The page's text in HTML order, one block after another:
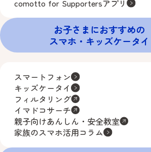
comotto for Supportersアプリ
お子さまにおすすめの
スマホ・キッズケータイ
スマートフォン
キッズケータイ
フィルタリング
イマドコサーチ
親子向けあんしん・安全教室
家族のスマホ活用コラム